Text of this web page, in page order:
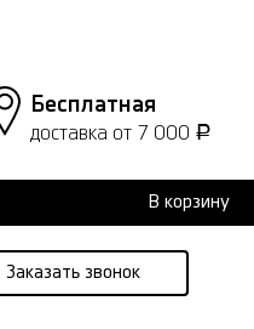
Бесплатная
доставка от 7 000 Р
В корзину
Заказать звонок